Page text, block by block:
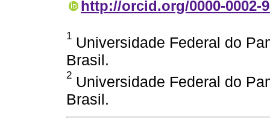
http://orcid.org/0000-0002-
1 Universidade Federal do
Brasil.
2 Universidade Federal do
Brasil.